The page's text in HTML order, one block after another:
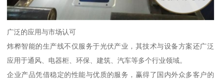
广泛的应用与市场认可
炜桦智能的生产线不仅服务于光伏产业，其技术与设备方案还广泛
应用于通风、电器柜、环保、建筑、汽车等多个行业领域。
企业产品凭借稳定的性能与优质的服务，赢得了国内外众多客户的